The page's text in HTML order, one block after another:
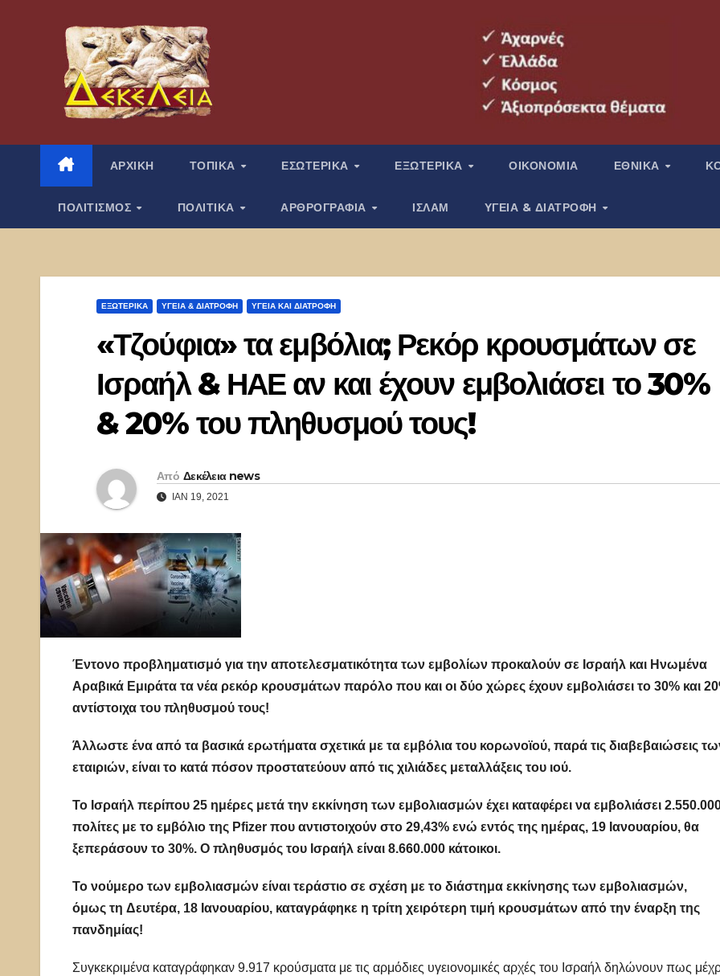
περιεχόμενο
ΑΡΧΙΚΗ ΤΟΠΙΚΑ ΕΣΩΤΕΡΙΚΑ ΕΞΩΤΕΡΙΚΑ ΟΙΚΟΝΟΜΙΑ ΕΘΝΙΚΑ
ΠΟΛΙΤΙΣΜΟΣ ΠΟΛΙΤΙΚΑ ΑΡΘΡΟΓΡΑΦΙΑ ΙΣΛΑΜ ΥΓΕΙΑ & ΔΙΑΤΡΟΦΗ
ΕΞΩΤΕΡΙΚΑ ΥΓΕΙΑ & ΔΙΑΤΡΟΦΗ ΥΓΕΊΑ ΚΑΙ ΔΙΑΤΡΟΦΉ
«Τζούφια» τα εμβόλια; Ρεκόρ κρουσμάτων σε
Ισραήλ & ΗΑΕ αν και έχουν εμβολιάσει το 30%
& 20% του πληθυσμού τους!
Από Δεκέλεια news
ΙΑΝ 19, 2021
Έντονο προβληματισμό για την αποτελεσματικότητα των εμβολίων προκαλούν σε Ισραήλ και Ηνωμένα
Αραβικά Εμιράτα τα νέα ρεκόρ κρουσμάτων παρόλο που και οι δύο χώρες έχουν εμβολιάσει το 30% και
αντίστοιχα του πληθυσμού τους!
Άλλωστε ένα από τα βασικά ερωτήματα σχετικά με τα εμβόλια του κορωνοϊού, παρά τις διαβεβαιώσεις
εταιριών, είναι το κατά πόσον προστατεύουν από τις χιλιάδες μεταλλάξεις του ιού.
Το Ισραήλ περίπου 25 ημέρες μετά την εκκίνηση των εμβολιασμών έχει καταφέρει να εμβολιάσει
πολίτες με το εμβόλιο της Pfizer που αντιστοιχούν στο 29,43% ενώ εντός της ημέρας, 19 Ιανουαρίου, θα
ξεπεράσουν το 30%. Ο πληθυσμός του Ισραήλ είναι 8.660.000 κάτοικοι.
Το νούμερο των εμβολιασμών είναι τεράστιο σε σχέση με το διάστημα εκκίνησης των εμβολιασμών,
όμως τη Δευτέρα, 18 Ιανουαρίου, καταγράφηκε η τρίτη χειρότερη τιμή κρουσμάτων από την έναρξη της
πανδημίας!
Συγκεκριμένα καταγράφηκαν 9.917 κρούσματα με τις αρμόδιες υγειονομικές αρχές του Ισραήλ δηλώνουν πως